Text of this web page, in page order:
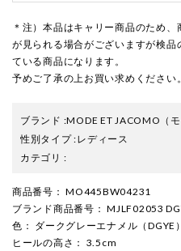
＊注）本品はキャリー商品のため
が見られる場合がございますが検
ている商品になります。
予めご了承の上お買い求めください。
ブランド :MODE ET JACOMO （
性別タイプ:レディース
カテゴリ :
商品番号 ： MO445BW04231
ブランド商品番号 ： MJLF02053
色 ： ダークグレーエナメル（DGYE）
ヒールの高さ ： 3.5cm